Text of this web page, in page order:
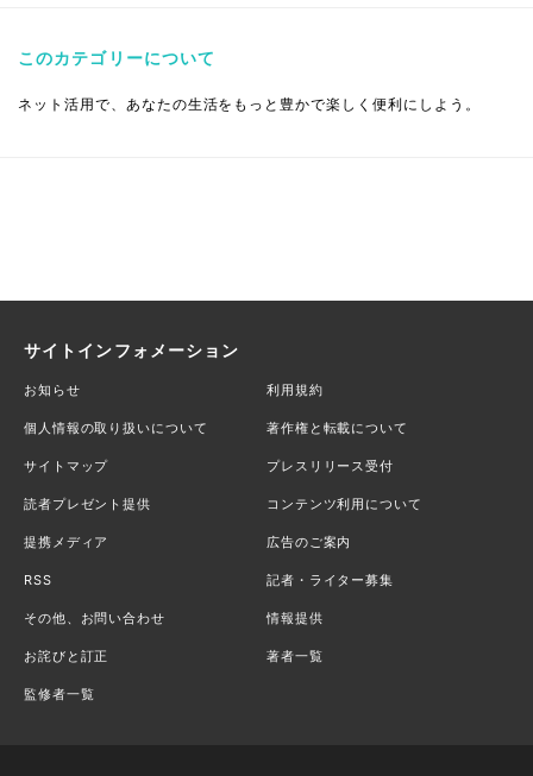
このカテゴリーについて
ネット活用で、あなたの生活をもっと豊かで楽しく便利にしよう。
サイトインフォメーション
お知らせ 利用規約
個人情報の取り扱いについて 著作権と転載について
サイトマップ プレスリリース受付
読者プレゼント提供 コンテンツ利用について
提携メディア 広告のご案内
RSS 記者・ライター募集
その他、お問い合わせ 情報提供
お詫びと訂正 著者一覧
監修者一覧